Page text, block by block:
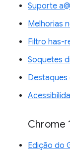
Suporte
Melhorias
Filtro has-
Soquetes
Destaques
Chrome
Edição do